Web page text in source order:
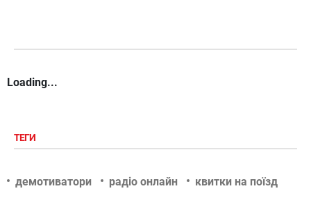
Loading...
ТЕГИ
демотиватори радіо онлайн квитки на поїзд